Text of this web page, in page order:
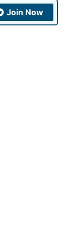
Join Now